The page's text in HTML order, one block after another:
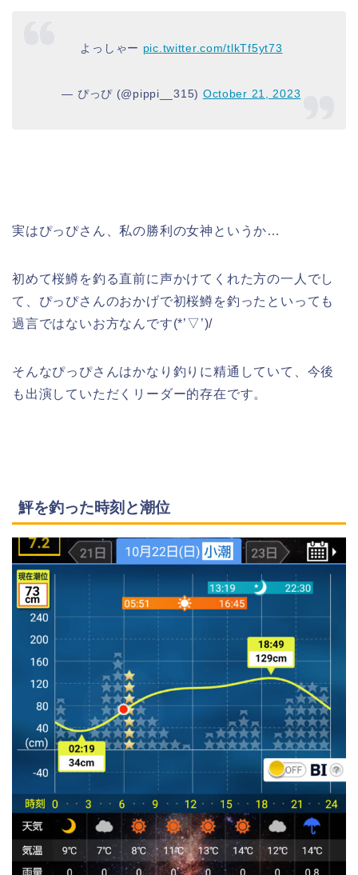
よっしゃー pic.twitter.com/tlkTf5yt73
— ぴっぴ (@pippi__315) October 21, 2023
実はぴっぴさん、私の勝利の女神というか…
初めて桜鱒を釣る直前に声かけてくれた方の一人でし
て、ぴっぴさんのおかげで初桜鱒を釣ったといっても
過言ではないお方なんです(*’▽’)/
そんなぴっぴさんはかなり釣りに精通していて、今後
も出演していただくリーダー的存在です。
鮃を釣った時刻と潮位